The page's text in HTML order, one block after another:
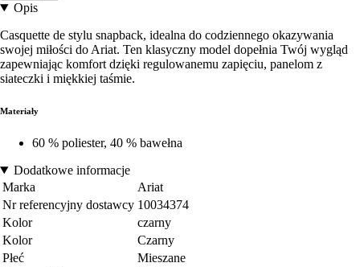
Opis
Casquette de stylu snapback, idealna do codziennego okazywania
swojej miłości do Ariat. Ten klasyczny model dopełnia Twój wygląd
zapewniając komfort dzięki regulowanemu zapięciu, panelom z
siateczki i miękkiej taśmie.
Materiały
60 % poliester, 40 % bawełna
Dodatkowe informacje
Marka
Ariat
Nr referencyjny dostawcy 10034374
Kolor
czarny
Kolor
Czarny
Płeć
Mieszane